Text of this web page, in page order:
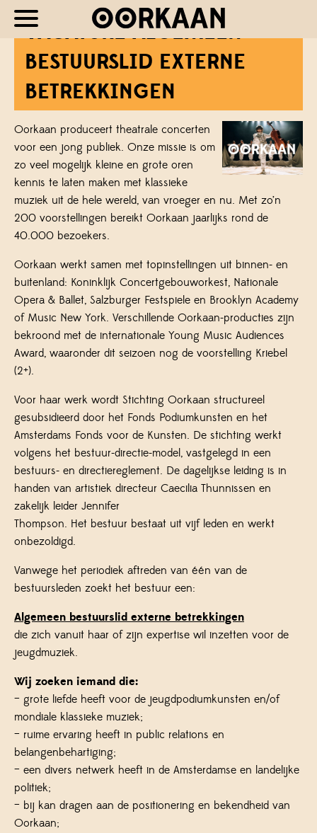
VACATURE ALGEMEEN
BESTUURSLID EXTERNE
BETREKKINGEN
Oorkaan produceert theatrale concerten
voor een jong publiek. Onze missie is om
zo veel mogelijk kleine en grote oren
kennis te laten maken met klassieke
muziek uit de hele wereld, van vroeger en nu. Met zo’n
200 voorstellingen bereikt Oorkaan jaarlijks rond de
40.000 bezoekers.
Oorkaan werkt samen met topinstellingen uit binnen- en
buitenland: Koninklijk Concertgebouworkest, Nationale
Opera & Ballet, Salzburger Festspiele en Brooklyn Academy
of Music New York. Verschillende Oorkaan-producties zijn
bekroond met de internationale Young Music Audiences
Award, waaronder dit seizoen nog de voorstelling Kriebel
(2+).
Voor haar werk wordt Stichting Oorkaan structureel
gesubsidieerd door het Fonds Podiumkunsten en het
Amsterdams Fonds voor de Kunsten. De stichting werkt
volgens het bestuur-directie-model, vastgelegd in een
bestuurs- en directiereglement. De dagelijkse leiding is in
handen van artistiek directeur Caecilia Thunnissen en
zakelijk leider Jennifer
Thompson. Het bestuur bestaat uit vijf leden en werkt
onbezoldigd.
Vanwege het periodiek aftreden van één van de
bestuursleden zoekt het bestuur een:
Algemeen bestuurslid externe betrekkingen
die zich vanuit haar of zijn expertise wil inzetten voor de
jeugdmuziek.
Wij zoeken iemand die:
– grote liefde heeft voor de jeugdpodiumkunsten en/of
mondiale klassieke muziek;
– ruime ervaring heeft in public relations en
belangenbehartiging;
– een divers netwerk heeft in de Amsterdamse en landelijke
politiek;
– bij kan dragen aan de positionering en bekendheid van
Oorkaan;